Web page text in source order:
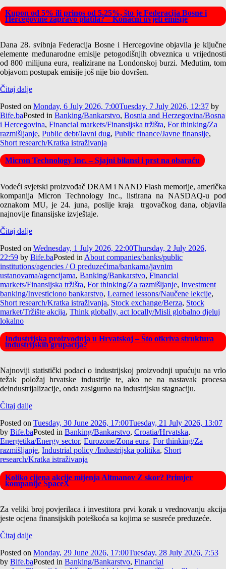
Kupon od 5% ili prinos od 5,25%, što je Federacija Bosne i
Hercegovine zapravo platila? – Konačni uvjeti emisije
Dana 28. svibnja Federacija Bosne i Hercegovine objavila je ključne
elemente međunarodne emisije petogodišnjih obveznica u vrijednosti
od 800 milijuna eura, realizirane na Londonskoj burzi. Međutim, tom
objavom postupak emisije još nije bio dovršen.
Čitaj dalje
Posted on Monday, 6 July 2026, 7:00Tuesday, 7 July 2026, 12:37 by
Bife.baPosted in Banking/Bankarstvo, Bosnia and Herzegovina/Bosna
i Hercegovina, Financial markets/Finansijska tržišta, For thinking/Za
razmišljanje, Public debt/Javni dug, Public finance/Javne finansije,
Short research/Kratka istraživanja
Micron Technology Inc. – Sjajni bilansi i prst na obaraču
Vodeći svjetski proizvođač DRAM i NAND Flash memorije, američka
kompanija Micron Technology Inc., listirana na NASDAQ-u pod
oznakom MU, je 24. juna, poslije kraja trgovačkog dana, objavila
najnovije finansijske izvještaje.
Čitaj dalje
Posted on Wednesday, 1 July 2026, 22:00Thursday, 2 July 2026,
22:59 by Bife.baPosted in About companies/banks/public
institutions/agencies / O preduzećima/bankama/javnim
ustanovama/agencijama, Banking/Bankarstvo, Financial
markets/Finansijska tržišta, For thinking/Za razmišljanje, Investment
banking/Investiciono bankarstvo, Learned lessons/Naučene lekcije,
Short research/Kratka istraživanja, Stock exchange/Berza, Stock
market/Tržište akcija, Think globally, act locally/Misli globalno djeluj
lokalno
Industrijska proizvodnja u Hrvatskoj – Što otkriva struktura
industrijskih grupacija?
Najnoviji statistički podaci o industrijskoj proizvodnji upućuju na vrlo
težak položaj hrvatske industrije te, ako ne na nastavak procesa
deindustrijalizacije, onda zasigurno na industrijsku stagnaciju.
Čitaj dalje
Posted on Tuesday, 30 June 2026, 17:00Tuesday, 21 July 2026, 13:07
by Bife.baPosted in Banking/Bankarstvo, Croatia/Hrvatska,
Energetika/Energy sector, Eurozone/Zona eura, For thinking/Za
razmišljanje, Industrial policy /Industrijska politika, Short
research/Kratka istraživanja
Koliko cijena akcije mijenja Altmanov Z skor? Primjer
kompanije SpaceX
Za veliki broj povjerilaca i investitora prvi korak u vrednovanju akcija
jeste ocjena finansijskih poteškoća sa kojima se susreće preduzeće.
Čitaj dalje
Posted on Monday, 29 June 2026, 17:00Tuesday, 28 July 2026, 7:53
by Bife.baPosted in Banking/Bankarstvo, Financial